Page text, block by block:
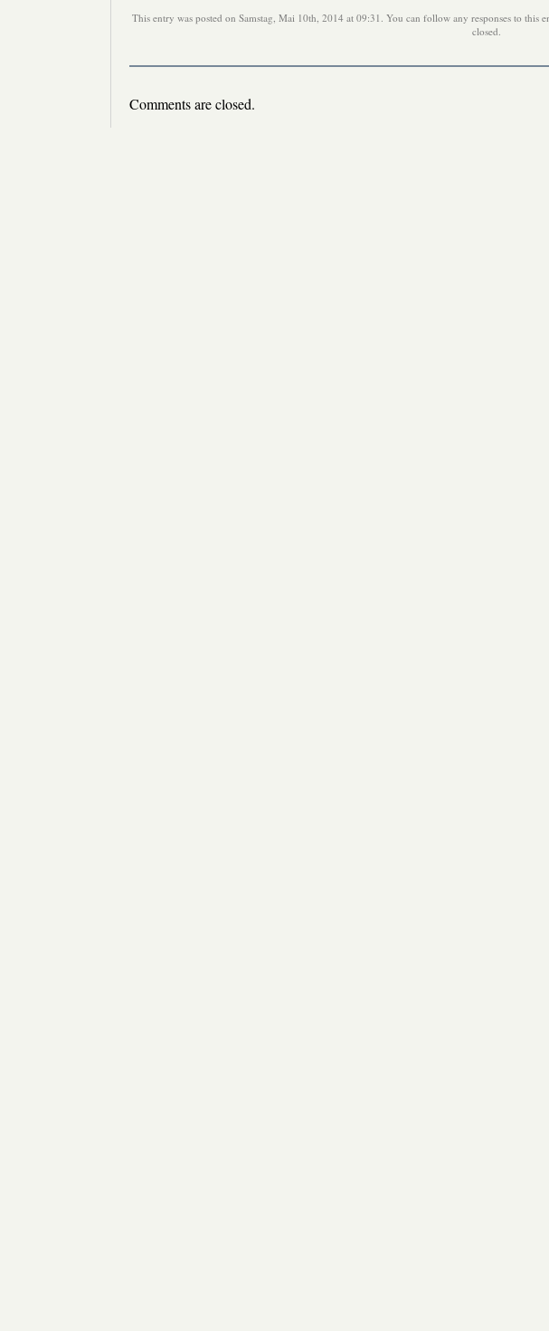
This entry was posted on Samstag, Mai 10th, 2014 at 09:31. You can follow any responses to this
closed.
Comments are closed.